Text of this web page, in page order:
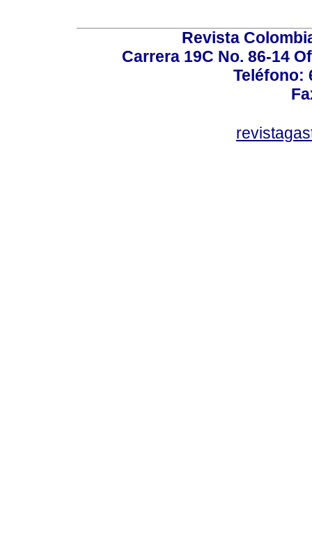
Revista
Carrera 19C No. 86-14
Teléfono: